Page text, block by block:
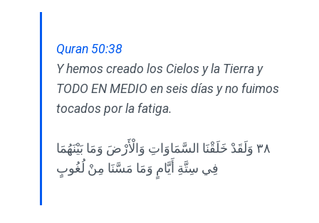
Quran 50:38
Y hemos creado los Cielos y la Tierra y
TODO EN MEDIO en seis días y no fuimos
tocados por la fatiga.
٣٨ وَلَقَدْ خَلَقْنَا السَّمَاوَاتِ وَالْأَرْضَ وَمَا بَيْنَهُمَا
فِي سِتَّةِ أَيَّامٍ وَمَا مَسَّنَا مِنْ لُغُوبٍ